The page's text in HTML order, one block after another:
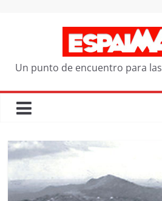
Un punto de encuentro para